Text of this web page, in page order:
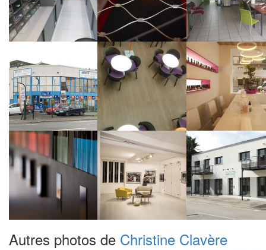
Autres photos de Christine Clavère